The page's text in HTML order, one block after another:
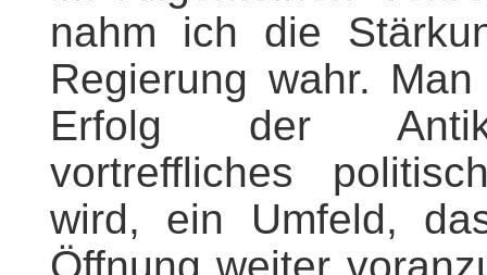
nahm ich die
Regierung wahr.
Erfolg der
vortreffliches
wird, ein Umfeld,